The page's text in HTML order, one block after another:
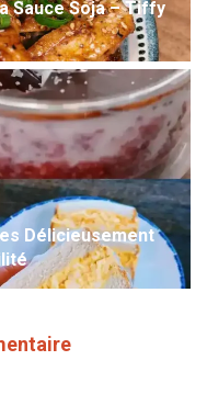
Sauce Soja – Tiffy
Délicieusement